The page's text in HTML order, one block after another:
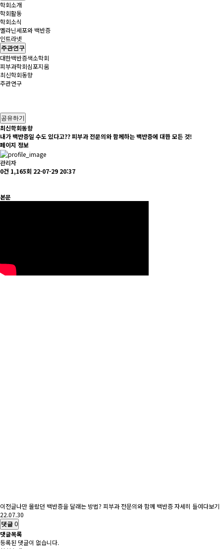
학회소개
학회활동
학회소식
멜라닌세포와 백반증
인트라넷
주관연구
대한백반증색소학회
피부과학회심포지움
최신학회동향
주관연구
공유하기
최신학회동향
내가 백반증일 수도 있다고?? 피부과 전문의와 함께하는 백반증에 대한 모든 것!
페이지 정보
관리자
0건 1,165회 22-07-29 20:37
본문
이전글나만 몰랐던 백반증을 달래는 방법? 피부과 전문의와 함께 백반증 자세히 들여다보기
22.07.30
댓글0
댓글목록
등록된 댓글이 없습니다.